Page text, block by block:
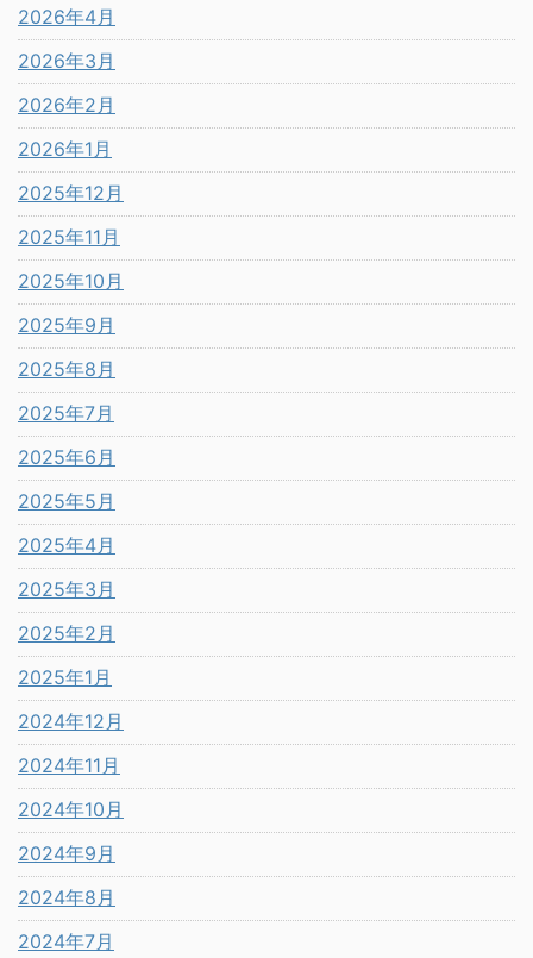
2026年4月
2026年3月
2026年2月
2026年1月
2025年12月
2025年11月
2025年10月
2025年9月
2025年8月
2025年7月
2025年6月
2025年5月
2025年4月
2025年3月
2025年2月
2025年1月
2024年12月
2024年11月
2024年10月
2024年9月
2024年8月
2024年7月